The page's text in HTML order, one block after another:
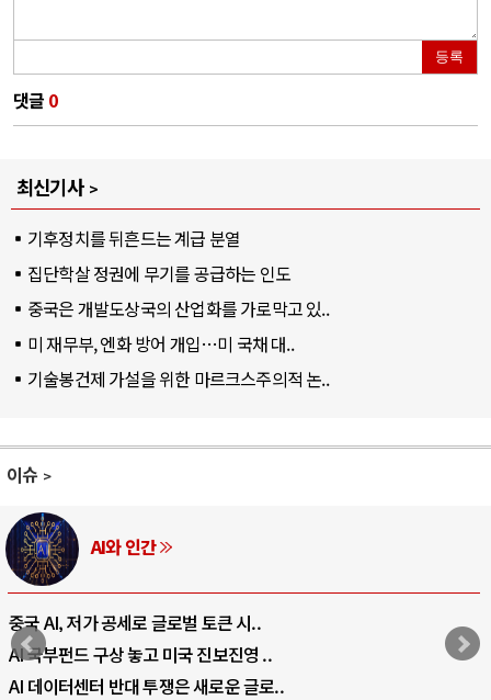
등록
댓글 0
최신기사
기후정치를 뒤흔드는 계급 분열
집단학살 정권에 무기를 공급하는 인도
중국은 개발도상국의 산업화를 가로막고 있..
미 재무부, 엔화 방어 개입…미 국채 대..
기술봉건제 가설을 위한 마르크스주의적 논..
이슈
러시아-우크라이나 전쟁
전쟁의 추상화: 우크라이나, 대리전의 역..
EU·우크라이나 드론 협력 직후, 러시아..
나토, 우크라 군사지원 2027년까지 공..